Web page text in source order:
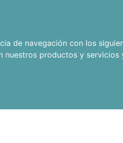
de navegación con los
nuestros productos y